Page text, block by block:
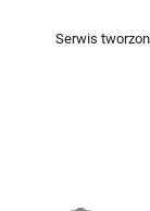
Serwis